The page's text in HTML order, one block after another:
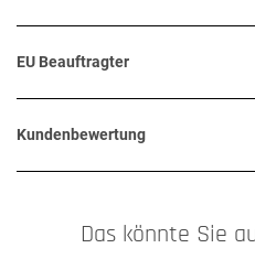
EU Beauftragter
Kundenbewertung
Das könnte Sie